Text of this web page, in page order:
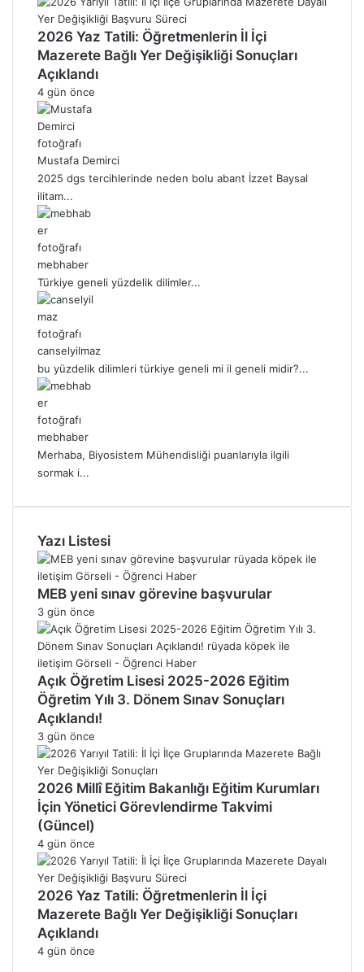
2026 Yaz Tatili: Öğretmenlerin İl İçi
Mazerete Bağlı Yer Değişikliği Sonuçları
Açıklandı
4 gün önce
Mustafa Demirci
2025 dgs tercihlerinde neden bolu abant İzzet Baysal
ilitam...
mebhaber
Türkiye geneli yüzdelik dilimler...
canselyilmaz
bu yüzdelik dilimleri türkiye geneli mi il geneli midir?...
mebhaber
Merhaba, Biyosistem Mühendisliği puanlarıyla ilgili
sormak i...
Yazı Listesi
MEB yeni sınav görevine başvurular
3 gün önce
Açık Öğretim Lisesi 2025-2026 Eğitim
Öğretim Yılı 3. Dönem Sınav Sonuçları
Açıklandı!
3 gün önce
2026 Millî Eğitim Bakanlığı Eğitim Kurumları
İçin Yönetici Görevlendirme Takvimi
(Güncel)
4 gün önce
2026 Yaz Tatili: Öğretmenlerin İl İçi
Mazerete Bağlı Yer Değişikliği Sonuçları
Açıklandı
4 gün önce